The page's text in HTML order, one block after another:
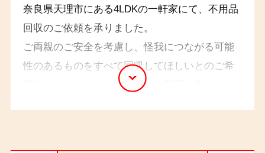
奈良県天理市にある4LDKの一軒家にて、不用品
回収のご依頼を承りました。
ご両親のご安全を考慮し、怪我につながる可能
性のあるものをすべて回収してほしいとのご希
望でした。トイレや洗面所、お部屋の中は、小